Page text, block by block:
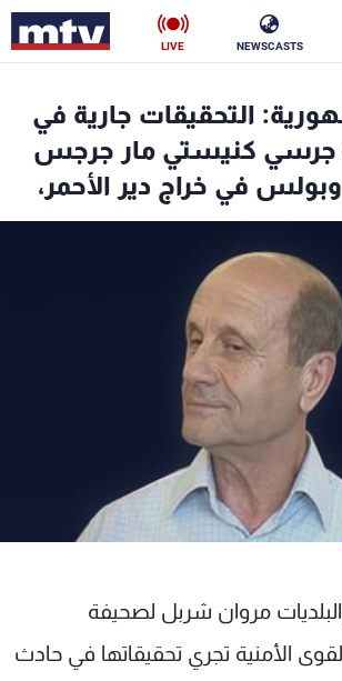
NEWSCASTS
LIVE
التحقيقات جارية في
كنيستي مار جرجس
في خراج دير الأحمر،
والبلديات مروان شربل لصحيفة
الأمنية تجري تحقيقاتها في حادث
ناس
فن
رياضة
وظائف
تواصل معنا
شروط الإسـتخدام